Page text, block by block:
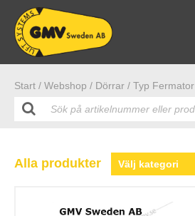
Start / Webshop / Dörrar / Typ Fermator
Alla produkter